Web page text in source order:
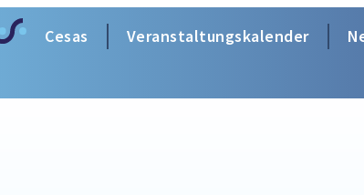
Cesas Veranstaltungskalender